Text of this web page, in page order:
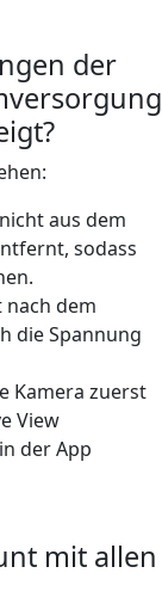
der
aus dem
sodass
nach dem
die Spannung
Kamera zuerst
View
der App
mit allen